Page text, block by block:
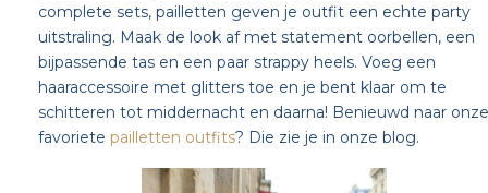
complete sets, pailletten geven je outfit een echte party
uitstraling. Maak de look af met statement oorbellen, een
bijpassende tas en een paar strappy heels. Voeg een
haaraccessoire met glitters toe en je bent klaar om te
schitteren tot middernacht en daarna! Benieuwd naar onze
favoriete pailletten outfits? Die zie je in onze blog.